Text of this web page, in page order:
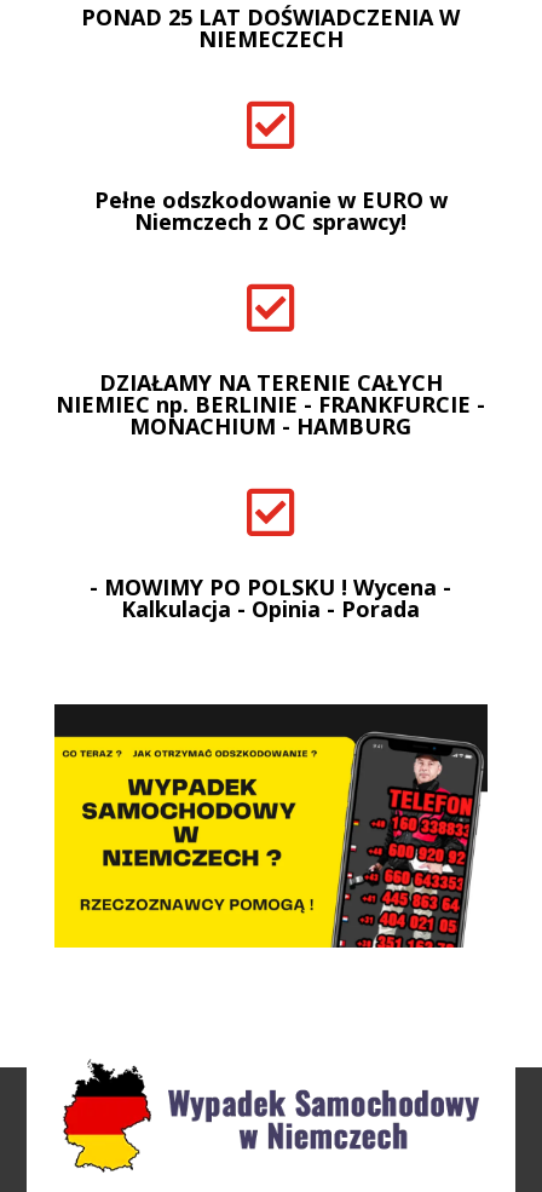
PONAD 25 LAT DOŚWIADCZENIA W
NIEMECZECH

Pełne odszkodowanie w EURO w
Niemczech z OC sprawcy!

DZIAŁAMY NA TERENIE CAŁYCH
NIEMIEC np. BERLINIE - FRANKFURCIE -
MONACHIUM - HAMBURG

- MOWIMY PO POLSKU ! Wycena -
Kalkulacja - Opinia - Porada